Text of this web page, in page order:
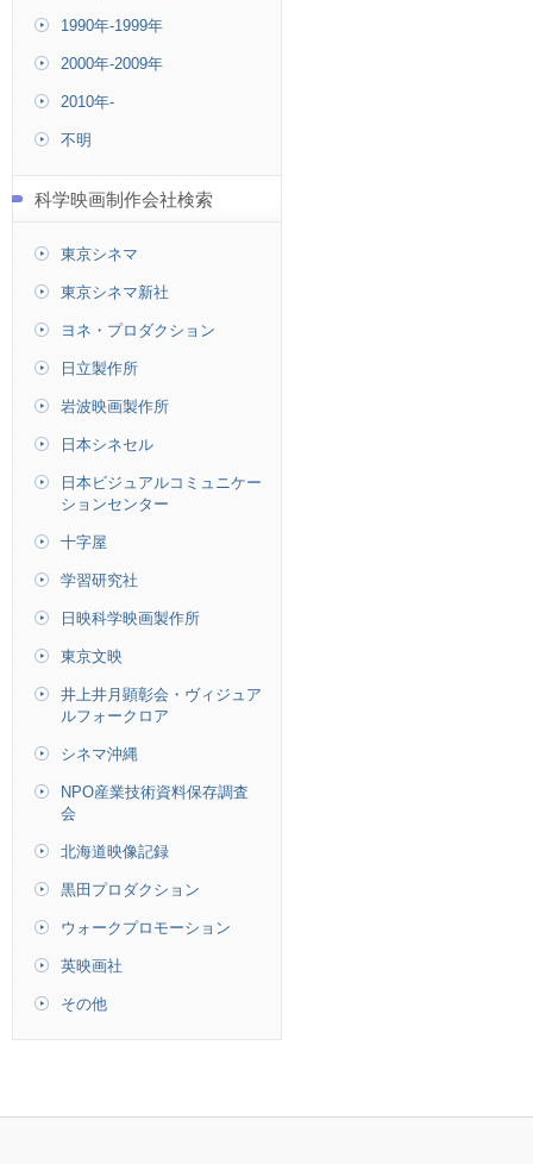
1990年-1999年
2000年-2009年
2010年-
不明
科学映画制作会社検索
東京シネマ
東京シネマ新社
ヨネ・プロダクション
日立製作所
岩波映画製作所
日本シネセル
日本ビジュアルコミュニケー
ションセンター
十字屋
学習研究社
日映科学映画製作所
東京文映
井上井月顕彰会・ヴィジュア
ルフォークロア
シネマ沖縄
NPO産業技術資料保存調査
会
北海道映像記録
黒田プロダクション
ウォークプロモーション
英映画社
その他